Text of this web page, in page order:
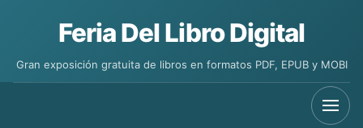
Feria Del Libro Digital
Gran exposición gratuita de libros en formatos PDF, EPUB y MOBI